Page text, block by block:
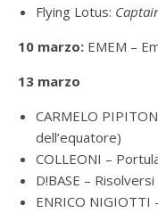
Flying Lotus:
10 marzo: EMEM –
13 marzo
CARMELO
dell’equatore)
COLLEONI –
D!BASE –
ENRICO